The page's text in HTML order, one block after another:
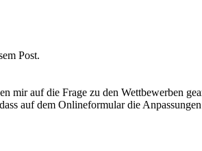
Post.
mir auf die Frage zu den Wettbewerben
auf dem Onlineformular die